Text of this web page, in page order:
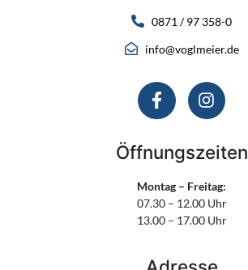
0871 / 97 358-0
info@voglmeier.de
Öffnungszeiten
Montag – Freitag:
07.30 – 12.00 Uhr
13.00 – 17.00 Uhr